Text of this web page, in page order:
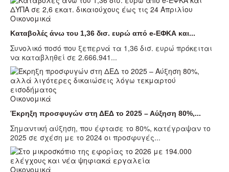
Οικονομικά
Καταβολές άνω του 1,36 δισ. ευρώ από e-ΕΦΚΑ και...
Συνολικό ποσό που ξεπερνά τα 1,36 δισ. ευρώ πρόκειται
να καταβληθεί σε 2.666.941...
Οικονομικά
Έκρηξη προσφυγών στη ΔΕΔ το 2025 – Αύξηση 80%,...
Σημαντική αύξηση, που έφτασε το 80%, κατέγραψαν το
2025 σε σχέση με το 2024 οι προσφυγές...
Οικονομικά